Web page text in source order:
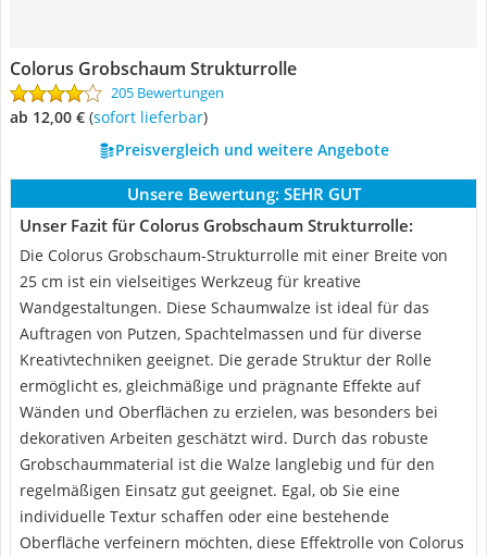
Colorus Grobschaum Strukturrolle
205 Bewertungen
ab 12,00 € ( Sofort lieferbar)
Preisvergleich und weitere Angebote
Unsere Bewertung: SEHR GUT
Unser Fazit für Colorus Grobschaum Strukturrolle:
Die Colorus Grobschaum-Strukturrolle mit einer Breite von
25 cm ist ein vielseitiges Werkzeug für kreative
Wandgestaltungen. Diese Schaumwalze ist ideal für das
Auftragen von Putzen, Spachtelmassen und für diverse
Kreativtechniken geeignet. Die gerade Struktur der Rolle
ermöglicht es, gleichmäßige und prägnante Effekte auf
Wänden und Oberflächen zu erzielen, was besonders bei
dekorativen Arbeiten geschätzt wird. Durch das robuste
Grobschaummaterial ist die Walze langlebig und für den
regelmäßigen Einsatz gut geeignet. Egal, ob Sie eine
individuelle Textur schaffen oder eine bestehende
Oberfläche verfeinern möchten, diese Effektrolle von Colorus